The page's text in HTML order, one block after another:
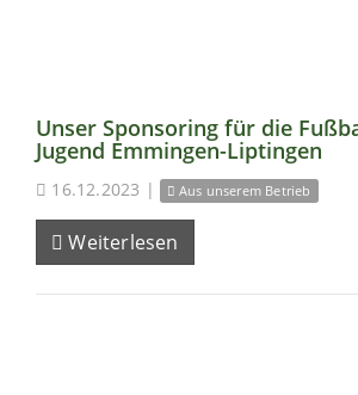
Unser Sponsoring für die
Jugend Emmingen-Liptingen
16.12.2023 | Aus unserem Betrieb
Weiterlesen